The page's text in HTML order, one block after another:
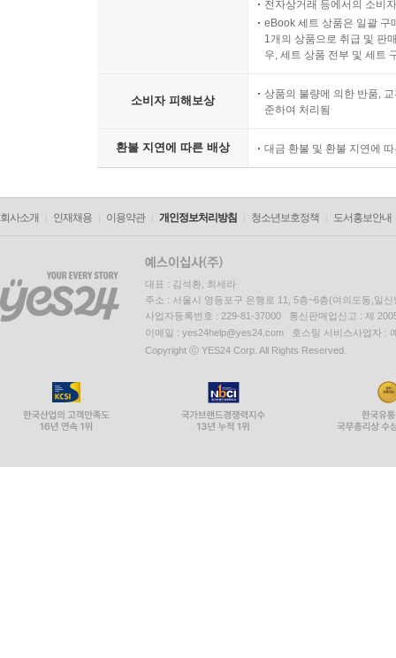
전자상거래 등에서의 소비
eBook 세트 상품은 일괄 구
1개의 상품으로 취급 및 판
우, 세트 상품 전부 및 세트
소비자 피해보상
상품의 불량에 의한 반품,
준하여 처리됨
환불 지연에 따른 배상 대금 환불 및 환불 지연에
회사소개 인재채용 이용약관 개인정보처리방침 청소년보호정책 도서홍보안내
대표 : 김석환, 최세라
주소 : 서울시 영등포구 은행로 11, 5층~6층(여의도동,일신
사업자등록번호 : 229-81-37000 통신판매업신고 : 제
이메일 : yes24help@yes24.com 호스팅 서비스사업자 :
Copyright ⓒ YES24 Corp. All Rights Reserved.